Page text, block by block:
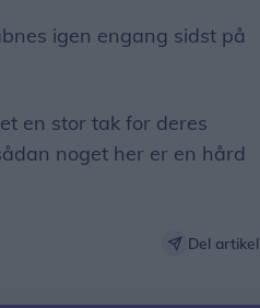
igen engang sidst på
en stor tak for deres
noget her er en hård
Del artikel